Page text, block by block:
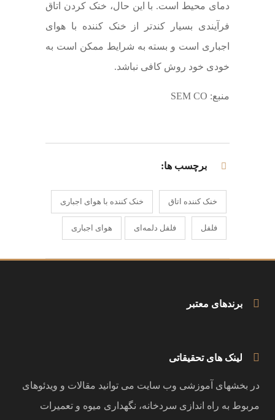
دمای محیط است. با این حال، خنک کردن اتاق
فرآیندی بسیار کندتر از خنک کننده با هوای
اجباری است و بسته به شرایط ممکن است به
خودی خود روش کافی نباشد.
منبع: SEM CO
برچسب ها:
خنک کننده اتاق خنک کننده با هوای اجباری
فلفل فلفل دلمه‌ای هوای اجباری
برندهای معتبر
لینک های تحقیقاتی
در بخشهای آموزشی وب سایت می توانید مقالات و ویدئوهای
مربوط به راه اندازی سردخانه، نگهداری میوه و تعمیرات